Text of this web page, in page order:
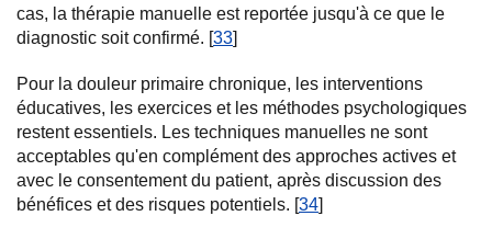
cas, la thérapie manuelle est reportée jusqu'à ce que le
diagnostic soit confirmé. [33]
Pour la douleur primaire chronique, les interventions
éducatives, les exercices et les méthodes psychologiques
restent essentiels. Les techniques manuelles ne sont
acceptables qu'en complément des approches actives et
avec le consentement du patient, après discussion des
bénéfices et des risques potentiels. [34]